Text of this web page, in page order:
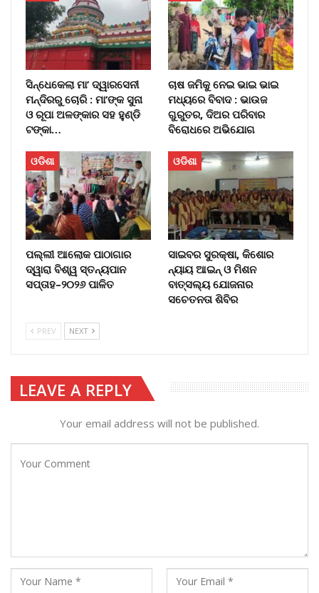
ସିନ୍ଧେକେଲା ମା’ ଦ୍ୱାରସେନୀ
ମନ୍ଦିରରୁ ଚୋରି : ମା’ଙ୍କ ସୁନା
ଓ ରୂପା ଅଳଙ୍କାର ସହ ହୁଣ୍ଡି
ଟଙ୍କା…
ଚାଷ ଜମିକୁ ନେଇ ଭାଇ ଭାଇ
ମଧ୍ୟରେ ବିବାଦ : ଭାଉଜ
ଗୁରୁତର, ଦିଅର ପରିବାର
ବିରୋଧରେ ଅଭିଯୋଗ
ଓଡିଶା
ପଲ୍ଲୀ ଆଲୋକ ପାଠାଗାର
ଦ୍ୱାରା ବିଶ୍ୱ ସ୍ତନ୍ୟପାନ
ସପ୍ତାହ–୨୦୨୬ ପାଳିତ
ଓଡିଶା
ସାଇବର ସୁରକ୍ଷା, କିଶୋର
ନ୍ୟାୟ ଆଇନ୍ ଓ ମିଶନ
ବାତ୍ସଲ୍ୟ ଯୋଜନାର
ସଚେତନତା ଶିବିର
PREV NEXT
LEAVE A REPLY
Your email address will not be published.